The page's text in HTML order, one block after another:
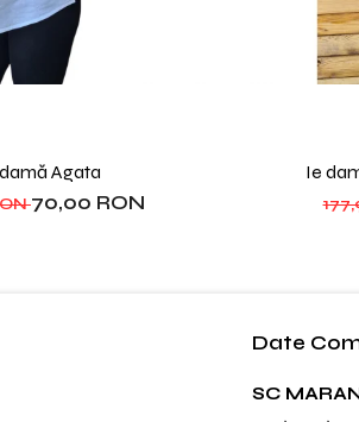
Agata
70,00 RON
Ie
Date
SC